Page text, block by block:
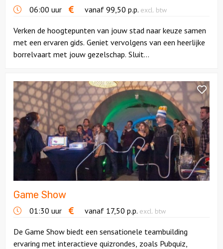
06:00 uur vanaf 99,50 p.p. excl. btw
Verken de hoogtepunten van jouw stad naar keuze samen
met een ervaren gids. Geniet vervolgens van een heerlijke
borrelvaart met jouw gezelschap. Sluit...
Bekijk
Game
Show
Game Show
01:30 uur vanaf 17,50 p.p. excl. btw
De Game Show biedt een sensationele teambuilding
ervaring met interactieve quizrondes, zoals Pubquiz,